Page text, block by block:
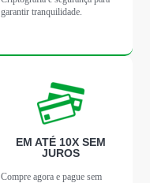
garantir tranquilidade.
EM ATÉ 10X SEM
JUROS
Compre agora e pague sem